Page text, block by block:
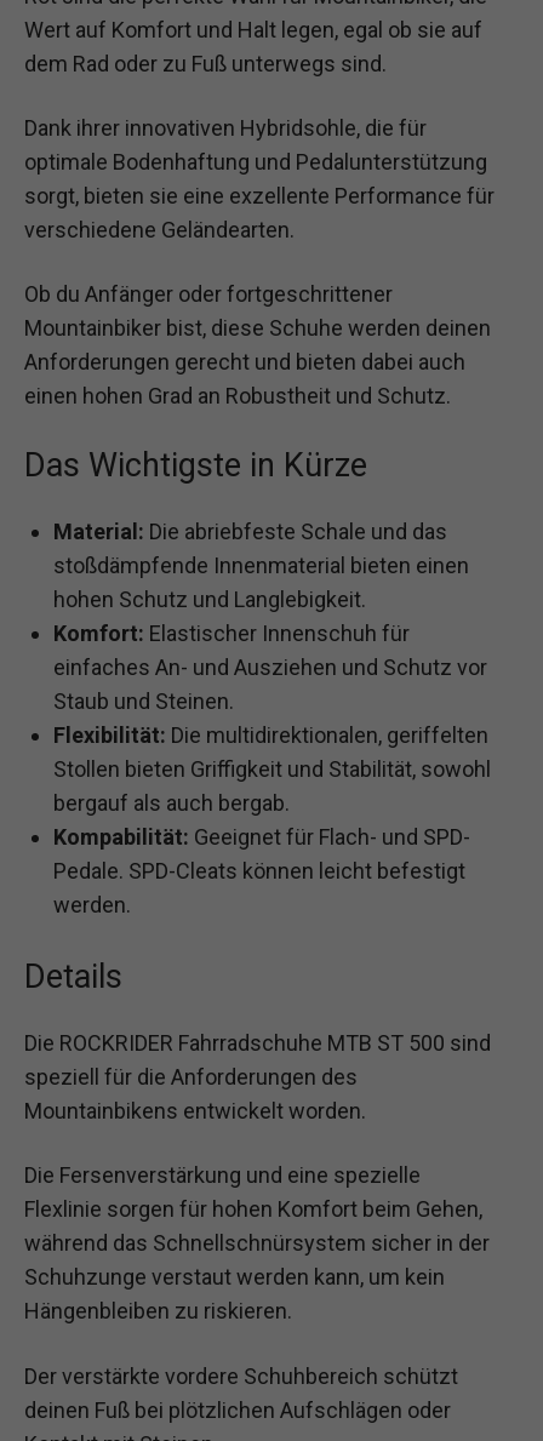
Wert auf Komfort und Halt legen, egal ob sie auf
dem Rad oder zu Fuß unterwegs sind.
Dank ihrer innovativen Hybridsohle, die für
optimale Bodenhaftung und Pedalunterstützung
sorgt, bieten sie eine exzellente Performance für
verschiedene Geländearten.
Ob du Anfänger oder fortgeschrittener
Mountainbiker bist, diese Schuhe werden deinen
Anforderungen gerecht und bieten dabei auch
einen hohen Grad an Robustheit und Schutz.
Das Wichtigste in Kürze
Material: Die abriebfeste Schale und das
stoßdämpfende Innenmaterial bieten einen
hohen Schutz und Langlebigkeit.
Komfort: Elastischer Innenschuh für
einfaches An- und Ausziehen und Schutz vor
Staub und Steinen.
Flexibilität: Die multidirektionalen, geriffelten
Stollen bieten Griffigkeit und Stabilität, sowohl
bergauf als auch bergab.
Kompabilität: Geeignet für Flach- und SPD-
Pedale. SPD-Cleats können leicht befestigt
werden.
Details
Die ROCKRIDER Fahrradschuhe MTB ST 500 sind
speziell für die Anforderungen des
Mountainbikens entwickelt worden.
Die Fersenverstärkung und eine spezielle
Flexlinie sorgen für hohen Komfort beim Gehen,
während das Schnellschnürsystem sicher in der
Schuhzunge verstaut werden kann, um kein
Hängenbleiben zu riskieren.
Der verstärkte vordere Schuhbereich schützt
deinen Fuß bei plötzlichen Aufschlägen oder